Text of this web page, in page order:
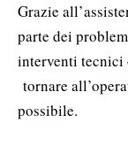
Grazie
parte dei
interventi tecnici
tornare
possibile.